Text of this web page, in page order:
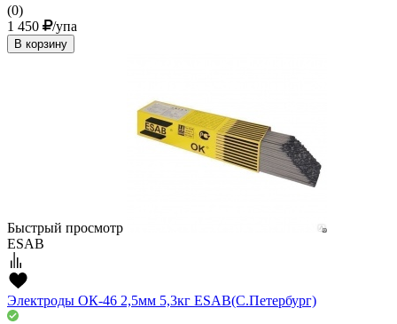
(0)
1 450
/упа
В корзину
Быстрый просмотр
ESAB
Электроды ОК-46 2,5мм 5,3кг ESAB(С.Петербург)